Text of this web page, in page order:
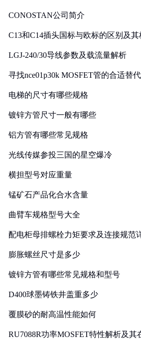
CONOSTAN公司简介
C13和C14插头国标与欧标的区别及
LGJ-240/30导线参数及载流量解析
寻找nce01p30k MOSFET管的合适替
电梯的尺寸有哪些规格
镀锌方管尺寸一般有哪些
铝方管有哪些常见规格
光线传媒参投三国的星空爆冷
横担型号对应重量
锰矿石产品化合水含量
曲臂车规格型号大全
配电柜母排螺栓力矩要求及连接规范
膨胀螺丝尺寸是多少
镀锌方管有哪些常见规格和型号
D400球墨铸铁井盖重多少
覆膜砂的耐高温性能如何
RU7088R功率MOSFET特性解析及其